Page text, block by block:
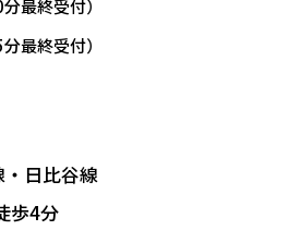
最終受付）
最終受付）
日比谷線
歩4分